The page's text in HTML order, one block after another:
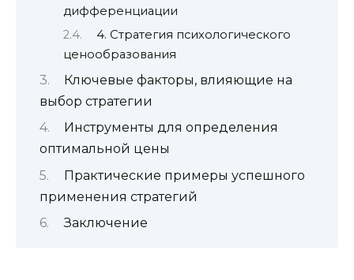
дифференциации
4. Стратегия психологического
ценообразования
Ключевые факторы, влияющие на
выбор стратегии
Инструменты для определения
оптимальной цены
Практические примеры успешного
применения стратегий
Заключение